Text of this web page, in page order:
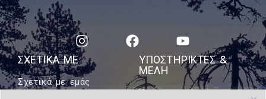
ΣΧΕΤΙΚΑ ΜΕ
Σχετικά με εμάς
ΥΠΟΣΤΗΡΙΚΤΈΣ &
ΜΈΛΗ
Υποστηρικτές